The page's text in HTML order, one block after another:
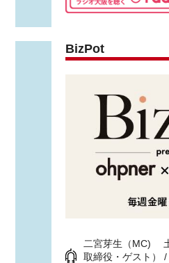
BizPot
二宮芽生（MC)
取締役・ゲスト